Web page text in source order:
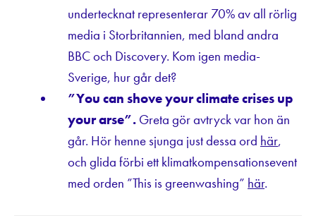
undertecknat representerar 70% av all rörlig
media i Storbritannien, med bland andra
BBC och Discovery. Kom igen media-
Sverige, hur går det?
”You can shove your climate crises up
your arse”. Greta gör avtryck var hon än
går. Hör henne sjunga just dessa ord här,
och glida förbi ett klimatkompensationsevent
med orden ”This is greenwashing” här.